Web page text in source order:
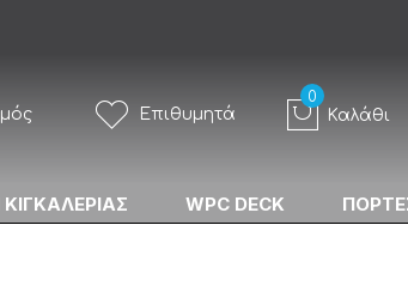
Επιθυμητά Καλάθι
ΚΙΓΚΑΛΕΡΙΑΣ WPC DECK